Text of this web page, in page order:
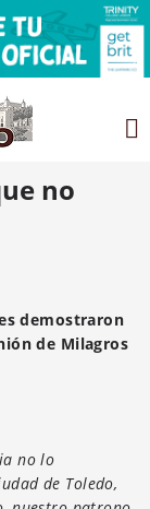
no
demostraron
de Milagros
no lo
de Toledo,